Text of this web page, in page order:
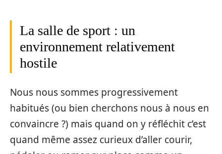
La salle de sport : un
environnement relativement
hostile
Nous nous sommes progressivement
habitués (ou bien cherchons nous à nous en
convaincre ?) mais quand on y réfléchit c’est
quand même assez curieux d’aller courir,